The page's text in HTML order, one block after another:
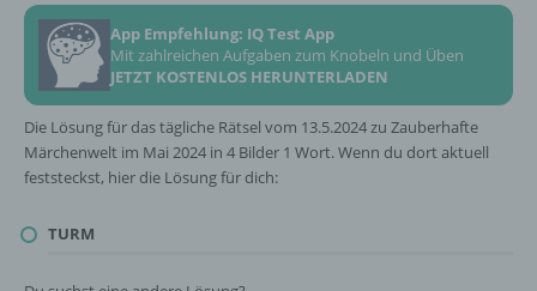
App Empfehlung: IQ Test App
Mit zahlreichen Aufgaben zum Knobeln und Üben
JETZT KOSTENLOS HERUNTERLADEN
Die Lösung für das tägliche Rätsel vom 13.5.2024 zu Zauberhafte
Märchenwelt im Mai 2024 in 4 Bilder 1 Wort. Wenn du dort aktuell
feststeckst, hier die Lösung für dich:
TURM